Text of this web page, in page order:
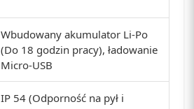
Wbudowany akumulator Li-Po
(Do 18 godzin pracy), ładowanie
Micro-USB
IP 54 (Odporność na pył i